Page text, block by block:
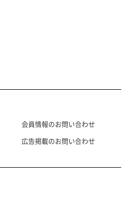
会員情報のお問い合わせ
広告掲載のお問い合わせ